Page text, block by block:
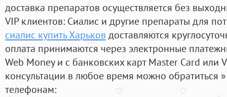
доставка препаратов осуществляется без
VIP клиентов: Сиалис и другие препараты для
сиалис купить Харьков доставляются
оплата принимаются через электронные
Web Money и с банковских карт Master Card или
консультации в любое время можно обратиться
телефонам: